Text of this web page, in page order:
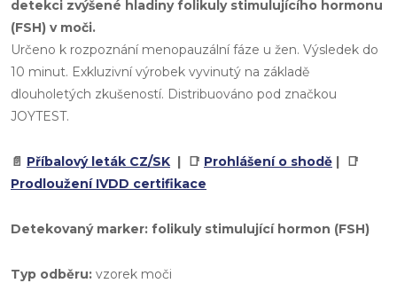
detekci zvýšené hladinyfolikuly stimulujícího hormonu
(FSH) v moči.
Určeno k rozpoznání menopauzální fáze u žen. Výsledek do
10 minut. Exkluzivní výrobek vyvinutý na základě
dlouholetých zkušeností. Distribuováno pod značkou
JOYTEST.
📄 Příbalový leták CZ/SK | 📑 Prohlášení o shodě | 📑
Prodloužení IVDD certifikace
Detekovaný marker: folikuly stimulující hormon (FSH)
Typ odběru: vzorek moči